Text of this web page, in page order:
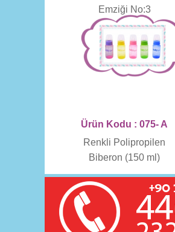
Emziği No:3
Ürün Kodu : 075- A
Renkli Polipropilen
Biberon (150 ml)